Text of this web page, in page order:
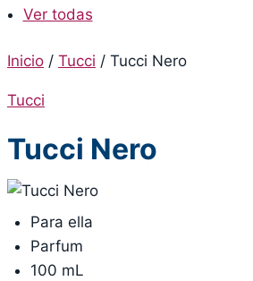
Ver todas
Inicio / Tucci / Tucci Nero
Tucci
Tucci Nero
Para ella
Parfum
100 mL